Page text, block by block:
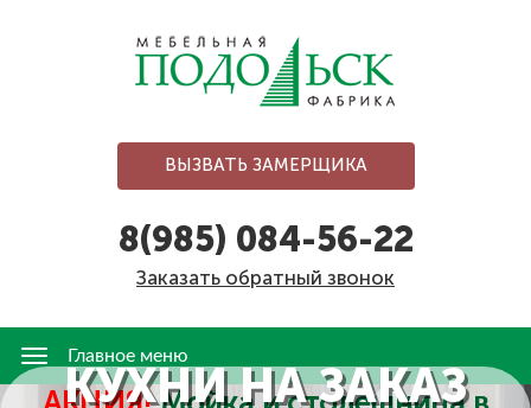
ВЫЗВАТЬ ЗАМЕРЩИКА
8(985) 084-56-22
Заказать обратный звонок
Главное
меню
Главное меню
КУХНИ НА ЗАКАЗ